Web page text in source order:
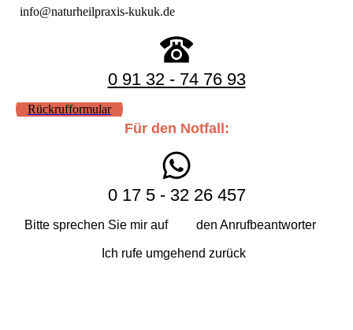
info@naturheilpraxis-kukuk.de
0 91 32 - 74 76 93
Rückrufformular
Für den Notfall:
0 17 5 - 32 26 457
Bitte sprechen Sie mir auf den Anrufbeantworter
Ich rufe umgehend zurück